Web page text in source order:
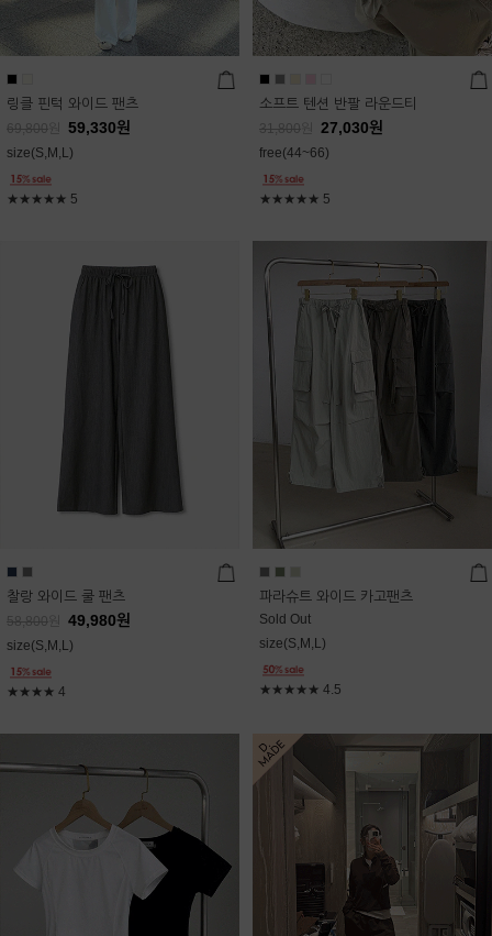
링클 핀턱 와이드 팬츠
69,800 59,330원
size(S,M,L)
★★★★★ 5
소프트 텐션 반팔 라운드티
31,800 27,030원
free(44~66)
★★★★★ 5
찰랑 와이드 쿨 팬츠
58,800 49,980원
size(S,M,L)
★★★★ 4
파라슈트 와이드 카고팬츠
Sold Out
size(S,M,L)
★★★★★ 4.5